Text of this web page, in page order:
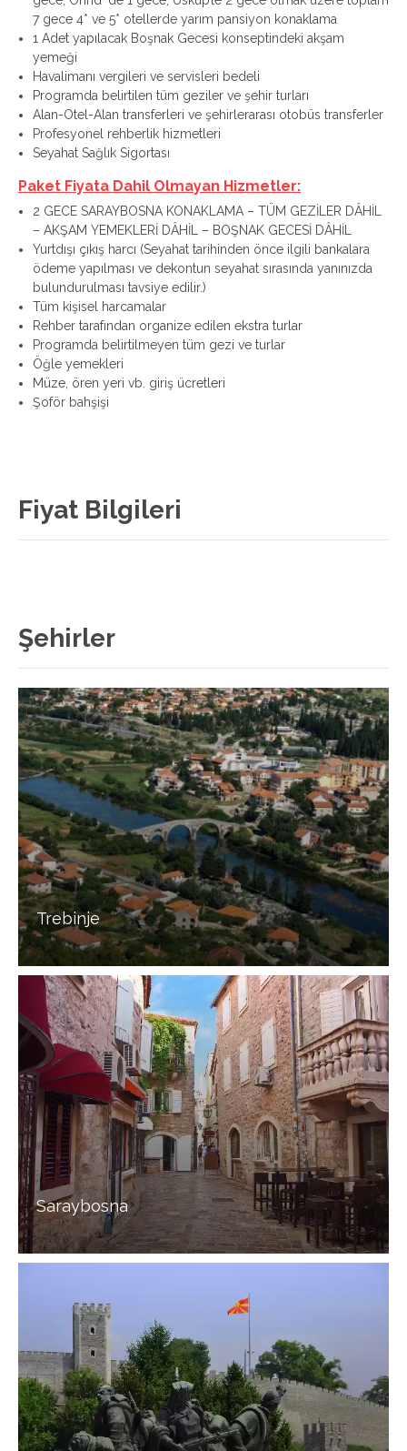
7 gece 4* ve 5* otellerde yarım pansiyon konaklama
1 Adet yapılacak Boşnak Gecesi konseptindeki akşam
yemeği
Havalimanı vergileri ve servisleri bedeli
Programda belirtilen tüm geziler ve şehir turları
Alan-Otel-Alan transferleri ve şehirlerarası otobüs transferler
Profesyonel rehberlik hizmetleri
Seyahat Sağlık Sigortası
Paket Fiyata Dahil Olmayan Hizmetler:
2 GECE SARAYBOSNA KONAKLAMA – TÜM GEZİLER DÂHİL
– AKŞAM YEMEKLERİ DÂHİL – BOŞNAK GECESİ DÂHİL
Yurtdışı çıkış harcı (Seyahat tarihinden önce ilgili bankalara
ödeme yapılması ve dekontun seyahat sırasında yanınızda
bulundurulması tavsiye edilir.)
Tüm kişisel harcamalar
Rehber tarafından organize edilen ekstra turlar
Programda belirtilmeyen tüm gezi ve turlar
Öğle yemekleri
Müze, ören yeri vb. giriş ücretleri
Şoför bahşişi
Fiyat Bilgileri
Şehirler
Trebinje
Saraybosna